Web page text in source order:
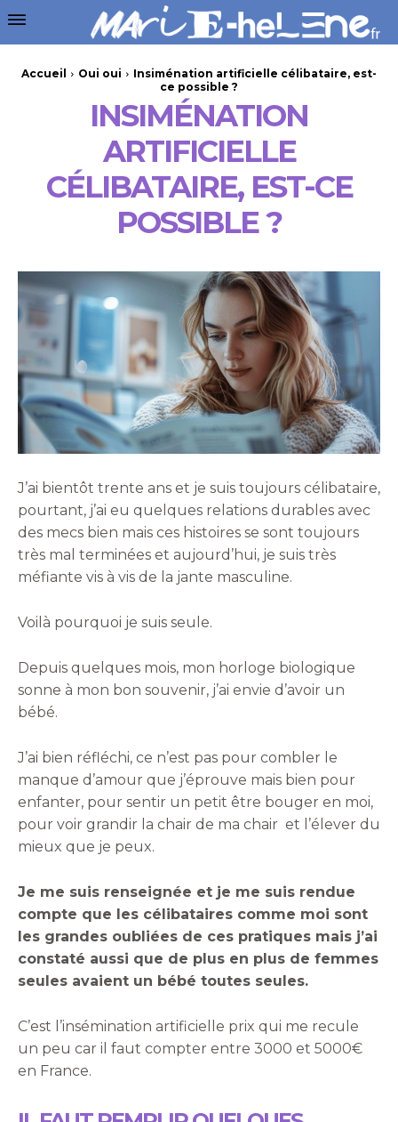
Accueil Oui oui
Insiménation artificielle célibataire, est-
ce possible ?
INSIMÉNATION
ARTIFICIELLE
CÉLIBATAIRE, EST-CE
POSSIBLE ?
J’ai bientôt trente ans et je suis toujours célibataire,
pourtant, j’ai eu quelques relations durables avec
des mecs bien mais ces histoires se sont toujours
très mal terminées et aujourd’hui, je suis très
méfiante vis à vis de la jante masculine.
Voilà pourquoi je suis seule.
Depuis quelques mois, mon horloge biologique
sonne à mon bon souvenir, j’ai envie d’avoir un
bébé.
J’ai bien réfléchi, ce n’est pas pour combler le
manque d’amour que j’éprouve mais bien pour
enfanter, pour sentir un petit être bouger en moi,
pour voir grandir la chair de ma chair et l’élever du
mieux que je peux.
Je me suis renseignée et je me suis rendue
compte que les célibataires comme moi sont
les grandes oubliées de ces pratiques mais j’ai
constaté aussi que de plus en plus de femmes
seules avaient un bébé toutes seules.
C’est l’insémination artificielle prix qui me recule
un peu car il faut compter entre 3000 et 5000€
en France.